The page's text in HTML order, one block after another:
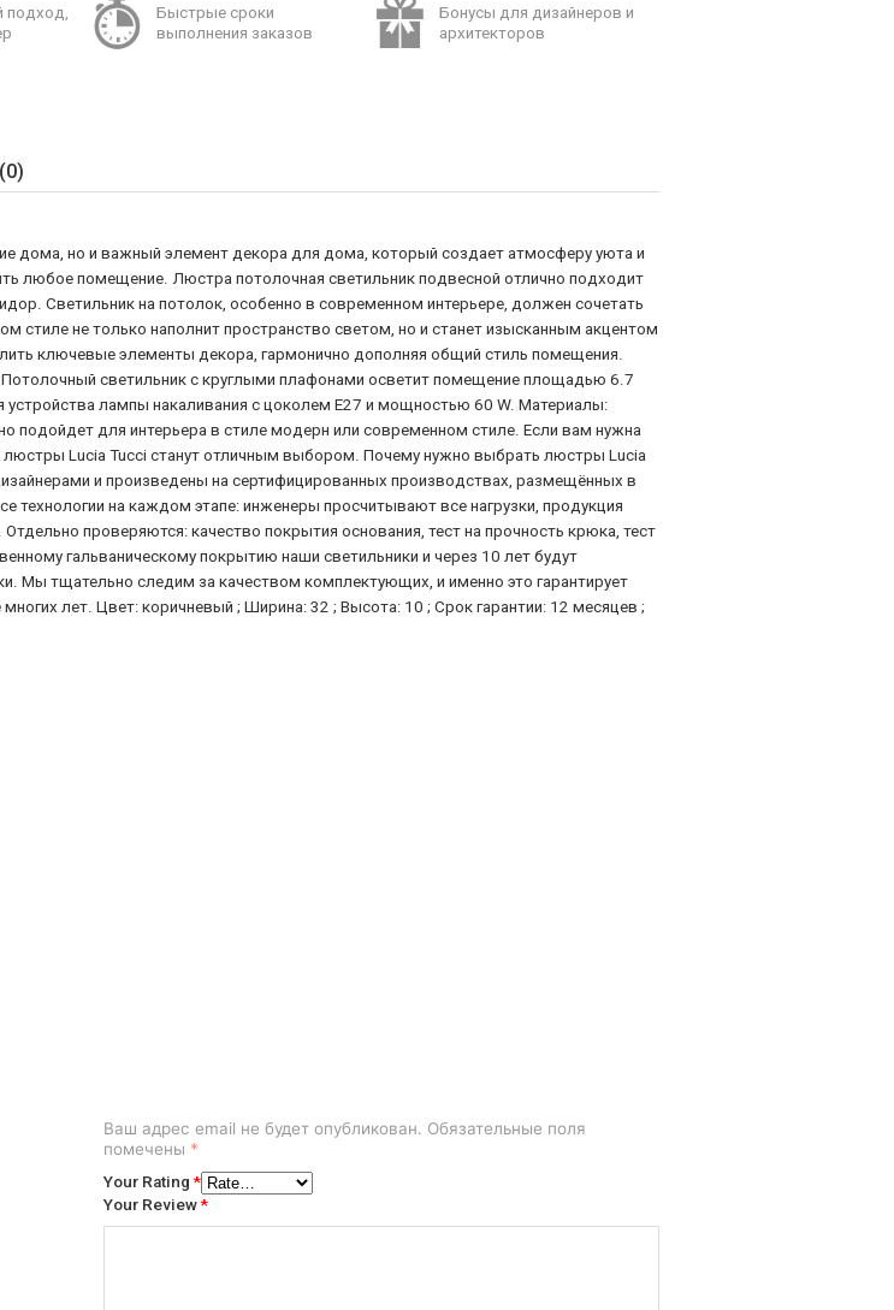
подход,
Быстрые сроки
выполнения заказов
Бонусы для дизайнеров и
архитекторов
дома, но и важный элемент декора для дома, который создает атмосферу уюта и
любое помещение. Люстра потолочная светильник подвесной отлично подходит
Светильник на потолок, особенно в современном интерьере, должен сочетать
стиле не только наполнит пространство светом, но и станет изысканным акцентом
ключевые элементы декора, гармонично дополняя общий стиль помещения.
светильник с круглыми плафонами осветит помещение площадью 6.7
лампы накаливания с цоколем E27 и мощностью 60 W. Материалы:
подойдет для интерьера в стиле модерн или современном стиле. Если вам нужна
Lucia Tucci станут отличным выбором. Почему нужно выбрать люстры Lucia
и произведены на сертифицированных производствах, размещённых в
технологии на каждом этапе: инженеры просчитывают все нагрузки, продукция
проверяются: качество покрытия основания, тест на прочность крюка, тест
гальваническому покрытию наши светильники и через 10 лет будут
Мы тщательно следим за качеством комплектующих, и именно это гарантирует
лет. Цвет: коричневый ; Ширина: 32 ; Высота: 10 ; Срок гарантии: 12 месяцев ;
Ваш адрес email не будет опубликован. Обязательные поля
помечены *
Your Rating*
Your Review*